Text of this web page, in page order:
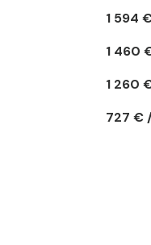
- Plage, forêt et pistes
> Informations
- Taxe de séjour à
- Dépôt de garantie :
1 594
1 460
1 260
727 €